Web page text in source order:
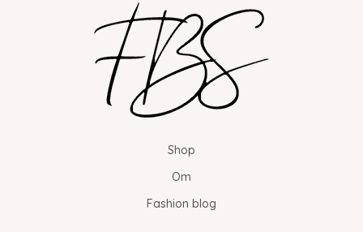
Shop
Om
Fashion blog